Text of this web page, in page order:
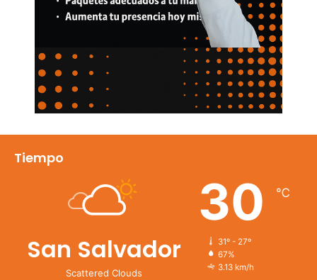
Tiempo
San Salvador
Scattered Clouds
30 ℃
31º - 27º
67%
3.13 km/h